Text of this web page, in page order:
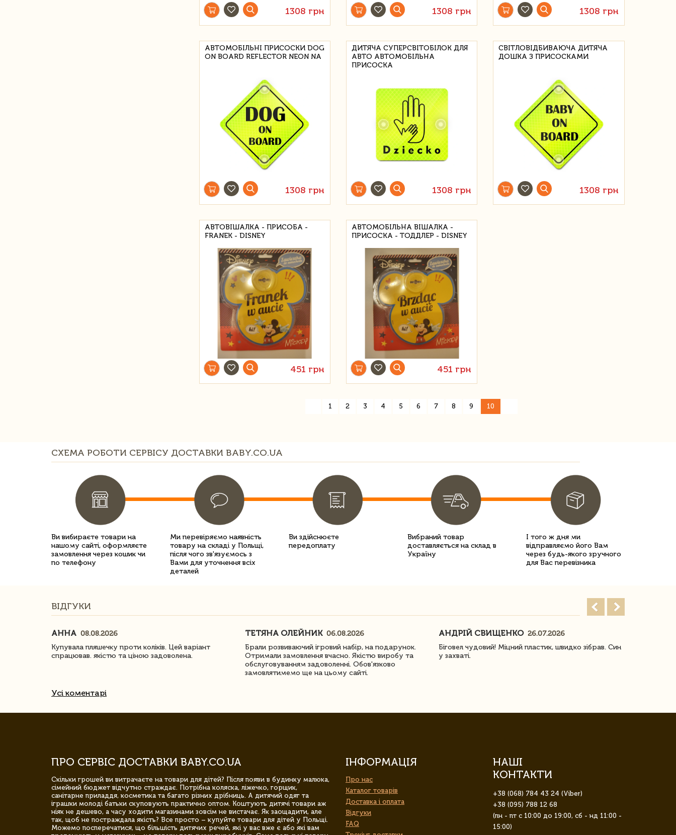
1308 грн 1308 грн 1308 грн
АВТОМОБІЛЬНІ ПРИСОСКИ DOG
ON BOARD REFLECTOR NEON NA
1308 грн
ДИТЯЧА СУПЕРСВІТОБІЛОК ДЛЯ
АВТО АВТОМОБІЛЬНА
ПРИСОСКА
1308 грн
СВІТЛОВІДБИВАЮЧА ДИТЯЧА
ДОШКА З ПРИСОСКАМИ
1308 грн
АВТОВІШАЛКА - ПРИСОБА -
FRANEK - DISNEY
451 грн
АВТОМОБІЛЬНА ВІШАЛКА -
ПРИСОСКА - ТОДДЛЕР - DISNEY
451 грн
1 2 3 4 5 6 7 8 9 10
СХЕМА РОБОТИ СЕРВІСУ ДОСТАВКИ BABY.CO.UA
Ви вибираєте товари на
нашому сайті, оформляєте
замовлення через кошик чи
по телефону
Ми перевіряємо наявність
товару на складі у Польщі,
після чого зв'язуємось з
Вами для уточнення всіх
деталей
Ви здійснюєте
передоплату
Вибраний товар
доставляється на склад в
Україну
І того ж дня ми
відправляємо його Вам
через будь-якого зручного
для Вас перевізника
ВІДГУКИ
АННА 08.08.2026
Купувала пляшечку проти коліків. Цей варіант
спрацював. якістю та ціною задоволена.
ТЕТЯНА ОЛЕЙНИК 06.08.2026
Брали розвиваючий ігровий набір, на подарунок.
Отримали замовлення вчасно. Якістю виробу та
обслуговуванням задоволенні. Обов'язково
замовлятимемо ще на цьому сайті.
АНДРІЙ СВИЩЕНКО 26.07.2026
Біговел чудовий! Міцний пластик, швидко зібрав. Син
у захваті.
Усі коментарі
ПРО СЕРВІС ДОСТАВКИ BABY.CO.UA
Скільки грошей ви витрачаєте на товари для дітей? Після появи в будинку малюка,
сімейний бюджет відчутно страждає. Потрібна коляска, ліжечко, горщик,
санітарне приладдя, косметика та багато різних дрібниць. А дитячий одяг та
іграшки молоді батьки скуповують практично оптом. Коштують дитячі товари аж
ніяк не дешево, а часу ходити магазинами зовсім не вистачає. Як заощадити, але
так, щоб не постраждала якість? Все просто – купуйте товари для дітей у Польщі.
Можемо посперечатися, що більшість дитячих речей, які у вас вже є або які вам
ІНФОРМАЦІЯ
Про нас
Каталог товарів
Доставка і оплата
Відгуки
FAQ
НАШІ
КОНТАКТИ
+38 (068) 784 43 24 (Viber)
+38 (095) 788 12 68
(пн - пт с 10:00 до 19:00, сб - нд 11:00 -
15:00)